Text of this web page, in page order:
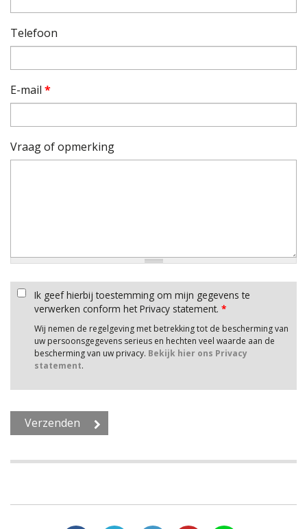
Telefoon
E-mail *
Vraag of opmerking
Ik geef hierbij toestemming om mijn gegevens te
verwerken conform het Privacy statement. *
Wij nemen de regelgeving met betrekking tot de bescherming van
uw persoonsgegevens serieus en hechten veel waarde aan de
bescherming van uw privacy. Bekijk hier ons Privacy
statement.